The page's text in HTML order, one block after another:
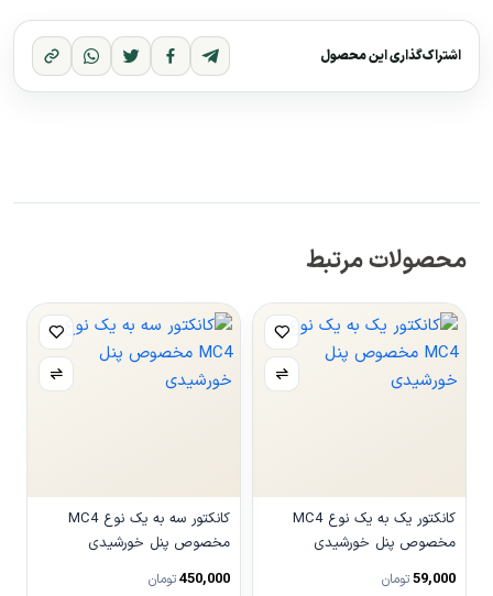
اشتراک‌گذاری این محصول
محصولات مرتبط
کانکتور یک به یک نوع MC4
مخصوص پنل خورشیدی
59,000تومان
کانکتور سه به یک نوع MC4
مخصوص پنل خورشیدی
450,000تومان